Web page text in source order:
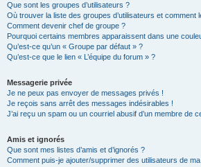
Que sont les groupes d’utilisateurs ?
Où trouver la liste des groupes d’utilisateurs et comment
Comment devenir chef de groupe ?
Pourquoi certains membres apparaissent dans une
Qu’est-ce qu’un « Groupe par défaut » ?
Qu’est-ce que le lien « L’équipe du forum » ?
Messagerie privée
Je ne peux pas envoyer de messages privés !
Je reçois sans arrêt des messages indésirables !
J’ai reçu un spam ou un courriel abusif d’un membre de
Amis et ignorés
Que sont mes listes d’amis et d’ignorés ?
Comment puis-je ajouter/supprimer des utilisateurs de ma